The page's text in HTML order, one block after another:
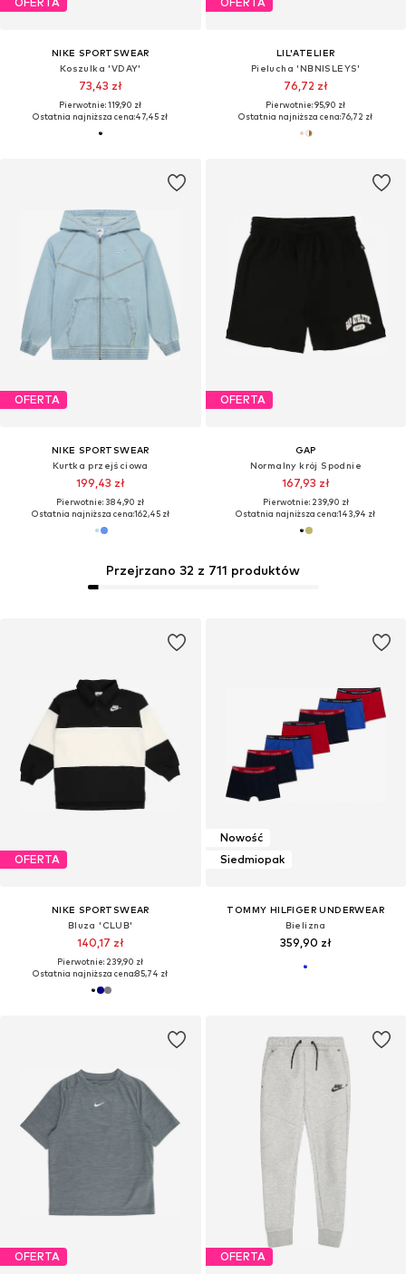
NIKE SPORTSWEAR
Koszulka 'VDAY'
73,43 zł
Pierwotnie: 119,90 zł
Ostatnia najniższa cena:47,45 zł
LIL'ATELIER
Pielucha 'NBNISLEYS'
76,72 zł
Pierwotnie: 95,90 zł
Ostatnia najniższa cena:76,72 zł
OFERTA
NIKE SPORTSWEAR
Kurtka przejściowa
199,43 zł
Pierwotnie: 384,90 zł
Ostatnia najniższa cena:162,45 zł
OFERTA
GAP
Normalny krój Spodnie
167,93 zł
Pierwotnie: 239,90 zł
Ostatnia najniższa cena:143,94 zł
Przejrzano 32 z 711 produktów
OFERTA
NIKE SPORTSWEAR
Bluza 'CLUB'
140,17 zł
Pierwotnie: 239,90 zł
Ostatnia najniższa cena:85,74 zł
Nowość
Siedmiopak
TOMMY HILFIGER UNDERWEAR
Bielizna
359,90 zł
OFERTA OFERTA